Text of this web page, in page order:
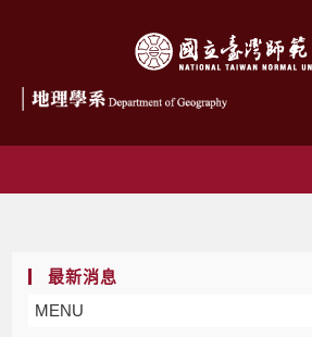
最新消息
MENU